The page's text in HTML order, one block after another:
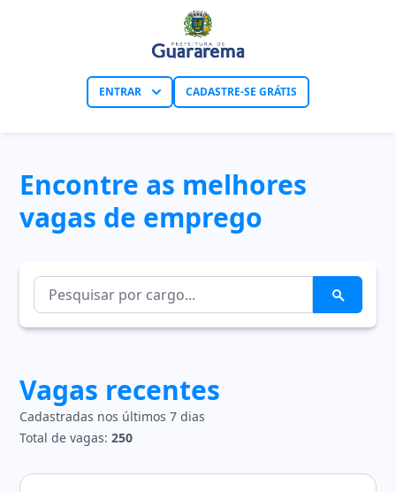
ENTRAR CADASTRE-SE GRÁTIS
Encontre as melhores
vagas de emprego
Vagas recentes
Cadastradas nos últimos 7 dias
Total de vagas:250